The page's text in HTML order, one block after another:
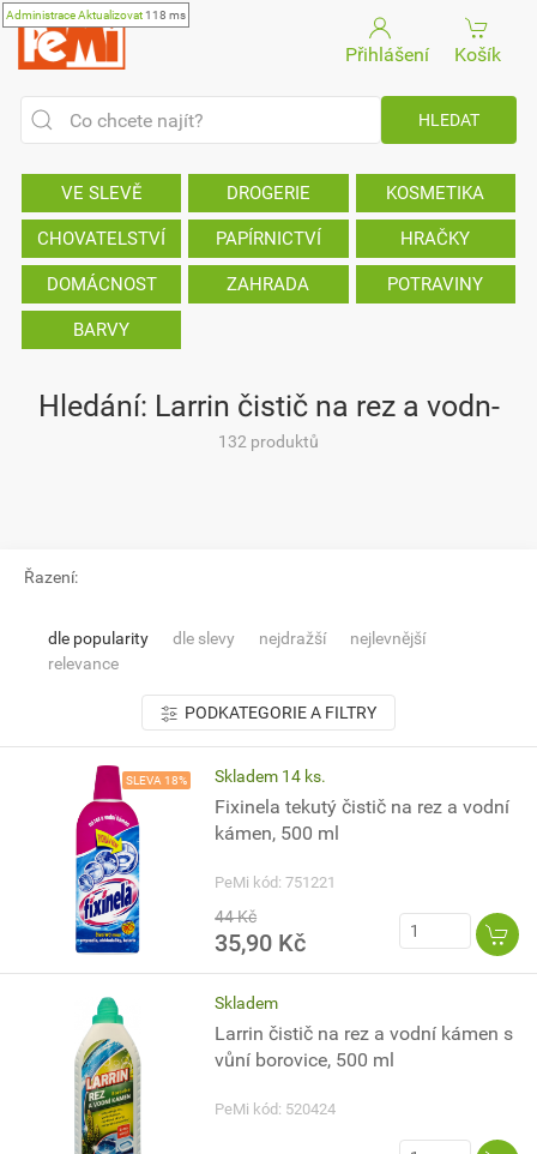
AdministraceAktualizovat118 ms
Přihlášení Košík
VE SLEVĚ DROGERIE KOSMETIKA
CHOVATELSTVÍ PAPÍRNICTVÍ HRAČKY
DOMÁCNOST ZAHRADA POTRAVINY
BARVY
Hledání: Larrin čistič na rez a vodn-
132 produktů
Řazení:
dle popularity dle slevy nejdražší
nejlevnější
relevance
PODKATEGORIE A FILTRY
SLEVA 18% Skladem 14 ks.
Fixinela tekutý čistič na rez a vodní
kámen, 500 ml
PeMi kód: 751221
44 Kč
35,90 Kč
Skladem
Larrin čistič na rez a vodní kámen s
vůní borovice, 500 ml
PeMi kód: 520424